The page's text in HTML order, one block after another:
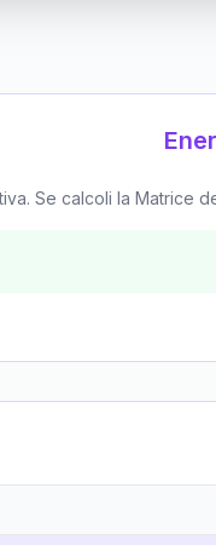
Se calcoli la Matrice